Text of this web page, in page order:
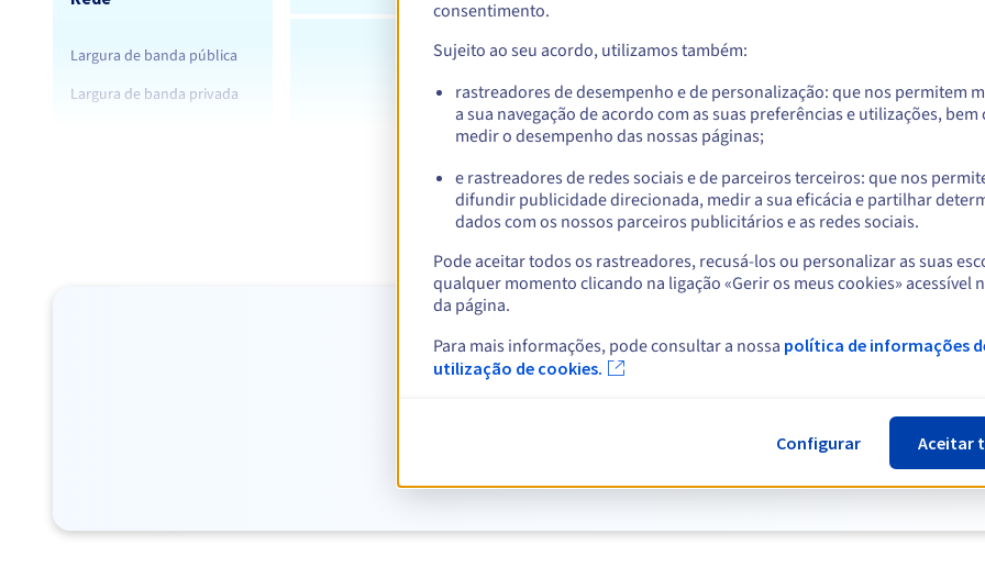
Largura de banda pública
Largura de banda privada
a
25 Gbps
Descubra a nossa seleção de servidores.
consentimento.
Sujeito ao seu acordo, utilizamos também:
rastreadores de desempenho e de personalização: que nos permitem
a sua navegação de acordo com as suas preferências e utilizações, bem
medir o desempenho das nossas páginas;
e rastreadores de redes sociais e de parceiros terceiros: que nos
difundir publicidade direcionada, medir a sua eficácia e partilhar
dados com os nossos parceiros publicitários e as redes sociais.
Pode aceitar todos os rastreadores, recusá-los ou personalizar as suas
qualquer momento clicando na ligação «Gerir os meus cookies» acessível
da página.
Para mais informações, pode consultar a nossa política de informações
utilização de cookies.
Configurar Aceitar